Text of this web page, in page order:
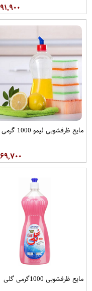
۹۱,۹۰۰
مایع ظرفشویی لیمو 1000 گرمی رویال
۶۹,۷۰۰
مایع ظرفشویی 1000گرمی گلی